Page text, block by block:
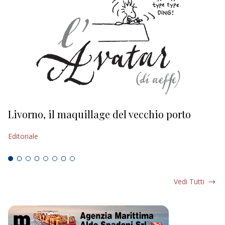
Livorno, il maquillage del vecchio porto
Editoriale
Vedi Tutti